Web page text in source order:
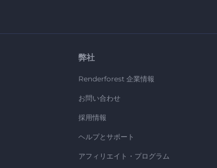
弊社
Renderforest 企業情報
お問い合わせ
採用情報
ヘルプとサポート
アフィリエイト・プログラム